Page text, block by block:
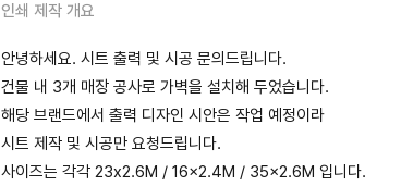
인쇄 제작 개요
안녕하세요. 시트 출력 및 시공 문의드립니다.
건물 내 3개 매장 공사로 가벽을 설치해 두었습니다.
해당 브랜드에서 출력 디자인 시안은 작업 예정이라
시트 제작 및 시공만 요청드립니다.
사이즈는 각각 23x2.6M / 16x2.4M / 35x2.6M 입니다.